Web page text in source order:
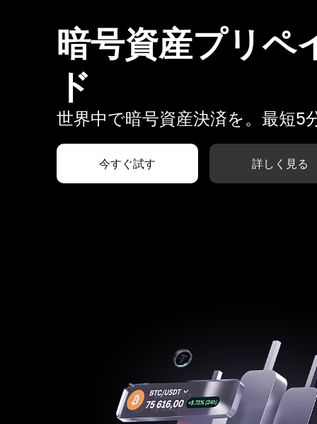
暗号資産プリペ
ド
世界中で暗号資産決済を。最短5
今すぐ試す 詳しく見る